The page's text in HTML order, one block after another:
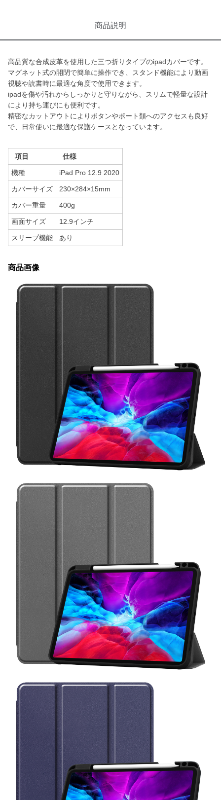
商品説明
高品質な合成皮革を使用した三つ折りタイプのipadカバーです。
マグネット式の開閉で簡単に操作でき、スタンド機能により動画
視聴や読書時に最適な角度で使用できます。
ipadを傷や汚れからしっかりと守りながら、スリムで軽量な設計
により持ち運びにも便利です。
精密なカットアウトによりボタンやポート類へのアクセスも良好
で、日常使いに最適な保護ケースとなっています。
項目 仕様
機種 iPad Pro 12.9 2020
カバーサイズ 230×284×15mm
カバー重量 400g
画面サイズ 12.9インチ
スリープ機能 あり
商品画像